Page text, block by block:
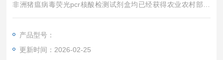
非洲猪瘟病毒荧光pcr核酸检测试剂盒均已经获得农业农村部产
品批准，可以满足非洲猪瘟核酸现场快速检测需求。本仪器配相
狂犬等疾病，广泛应用于养殖场、屠宰场、食品加工厂、肉产品
深加工企业、农业农村部、畜牧局、检验检疫单位使用。
产品型号：
更新时间：2026-02-25